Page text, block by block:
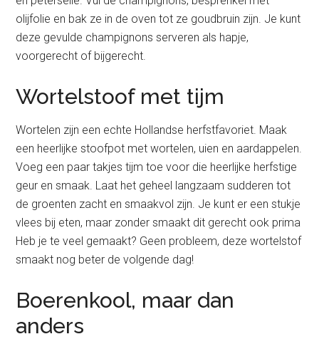
olijfolie en bak ze in de oven tot ze goudbruin zijn. Je kunt
deze gevulde champignons serveren als hapje,
voorgerecht of bijgerecht.
Wortelstoof met tijm
Wortelen zijn een echte Hollandse herfstfavoriet. Maak
een heerlijke stoofpot met wortelen, uien en aardappelen.
Voeg een paar takjes tijm toe voor die heerlijke herfstige
geur en smaak. Laat het geheel langzaam sudderen tot
de groenten zacht en smaakvol zijn. Je kunt er een stukje
vlees bij eten, maar zonder smaakt dit gerecht ook prima
Heb je te veel gemaakt? Geen probleem, deze wortelstof
smaakt nog beter de volgende dag!
Boerenkool, maar dan
anders